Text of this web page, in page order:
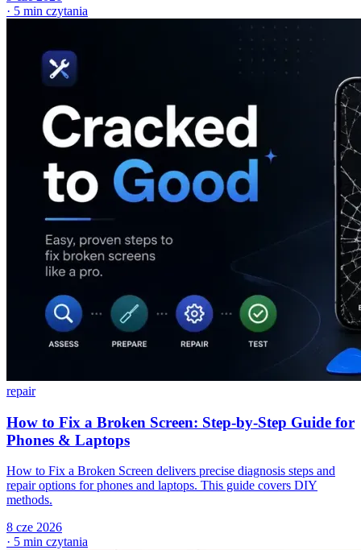
· 5 min czytania
repair
How to Fix a Broken Screen: Step-by-Step Guide for
Phones & Laptops
How to Fix a Broken Screen delivers precise diagnosis steps and
repair options for phones and laptops. This guide covers DIY
methods.
8 cze 2026
· 5 min czytania